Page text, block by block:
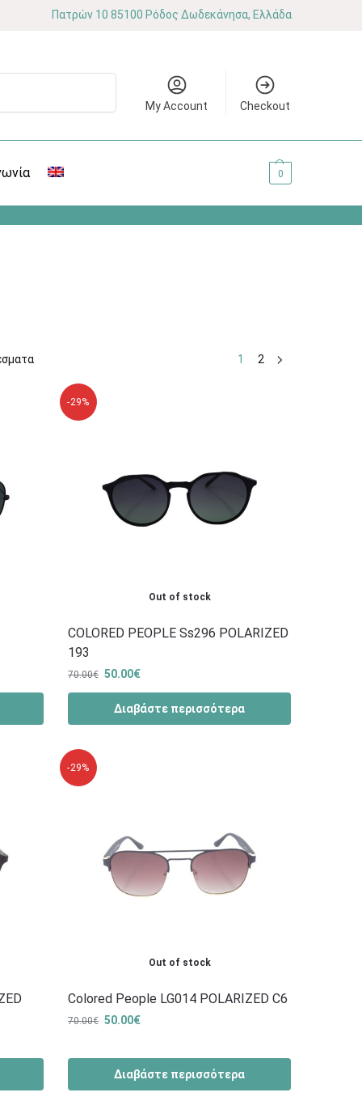
Πατρών 10 85100 Ρόδος Δωδεκάνησα, Ελλάδα
My Account Checkout
0
1 2
-29%
Out of stock
COLORED PEOPLE Ss296 POLARIZED
193
70.00€ 50.00€
Διαβάστε περισσότερα
-29%
Out of stock
Colored People LG014 POLARIZED C6
70.00€ 50.00€
Διαβάστε περισσότερα